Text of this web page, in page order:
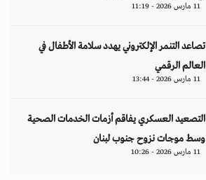
11 مارس 2026 - 11:19
تصاعد التنمر الإلكتروني يهدد سلامة الأطفال في
العالم الرقمي
11 مارس 2026 - 13:44
التصعيد العسكري يفاقم أزمات الخدمات الصحية
وسط موجات نزوح جنوب لبنان
11 مارس 2026 - 10:26